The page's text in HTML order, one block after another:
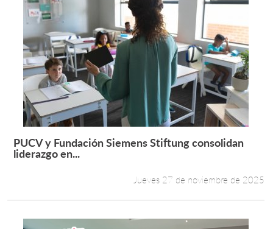
Leer más +
PUCV y Fundación Siemens Stiftung consolidan
liderazgo en...
Jueves 27 de noviembre de 2025